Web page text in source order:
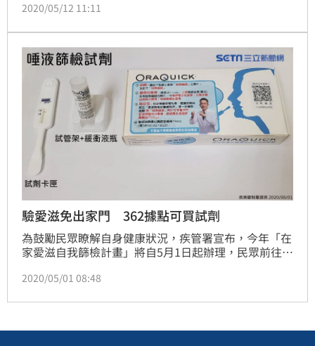
245元（200元試劑費+45元物流費）後取得試劑。（記
2020/05/12 11:11
驗愛滋免出家門 362據點可買試劑
為鼓勵民眾瞭解自身健康狀況，疾管署宣布，今年「在
家愛滋自我篩檢計畫」將自5月1日起辦理，民眾前往合
自動服務機設置處，支付200元費用後取得篩檢試劑，
訂購超商取貨通路預計於5月12日開放。（記者：陳
2020/05/01 08:48